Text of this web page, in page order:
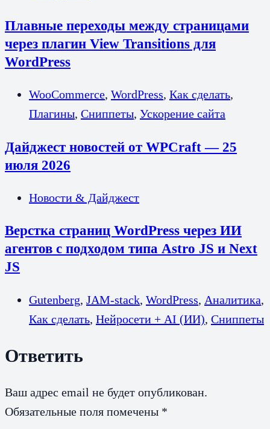
Плавные переходы между страницами
через плагин View Transitions для
WordPress
WooCommerce, WordPress, Как сделать,
Плагины, Сниппеты, Ускорение сайта
Дайджест новостей от WPCraft — 25
июля 2026
Новости & Дайджест
Верстка страниц WordPress через ИИ
агентов с подходом типа Astro JS и Next
JS
Gutenberg, JAM-stack, WordPress, Аналитика,
Как сделать, Нейросети + AI (ИИ), Сниппеты
Ответить
Ваш адрес email не будет опубликован.
Обязательные поля помечены *